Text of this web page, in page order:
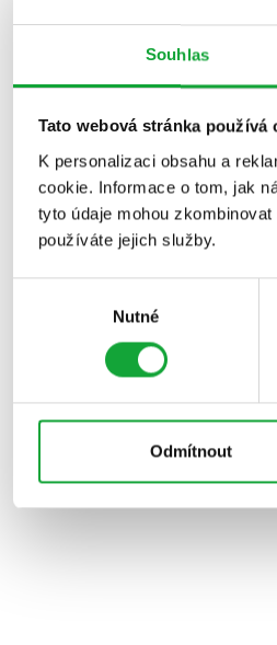
Souhlas
Tato webová stránka používá
K personalizaci obsahu a
cookie. Informace o tom, jak
tyto údaje mohou
používáte jejich služby.
Nutné
Odmítnout